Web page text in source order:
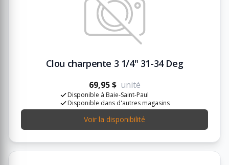
Clou charpente 3 1/4" 31-34 Deg
69,95 $ unité
Disponible à Baie-Saint-Paul
Disponible dans d'autres magasins
Voir la disponibilité